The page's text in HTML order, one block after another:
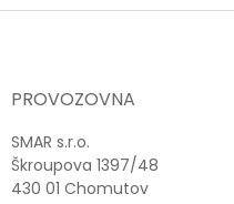
PROVOZOVNA
SMAR s.r.o.
Škroupova 1397/48
430 01 Chomutov